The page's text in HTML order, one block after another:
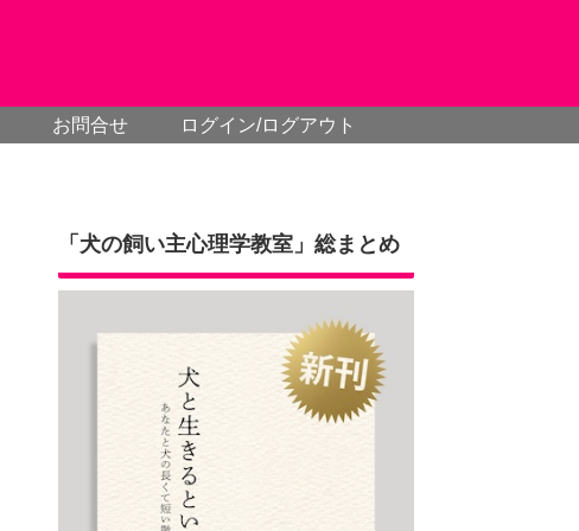
お問合せ ログイン/ログアウト
「犬の飼い主心理学教室」総まとめ